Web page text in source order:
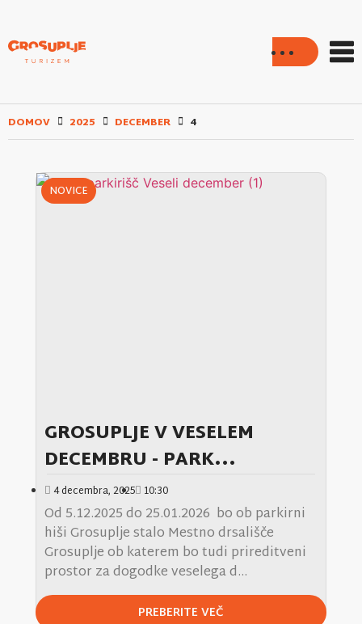
DOMOV 2025 DECEMBER 4
GROSUPLJE V VESELEM
DECEMBRU - PARK...
4 decembra, 2025 10:30
Od 5.12.2025 do 25.01.2026 bo ob parkirni
hiši Grosuplje stalo Mestno drsališče
Grosuplje ob katerem bo tudi prireditveni
prostor za dogodke veselega d...
PREBERITE VEČ
NOVICE